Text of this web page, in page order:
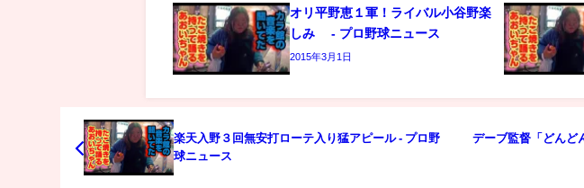
オリ平野恵１軍！ライバル小谷野楽
しみ - プロ野球ニュース
2015年3月1日
楽天入野３回無安打ローテ入り猛アピール - プロ野
球ニュース
デーブ監督「どんど